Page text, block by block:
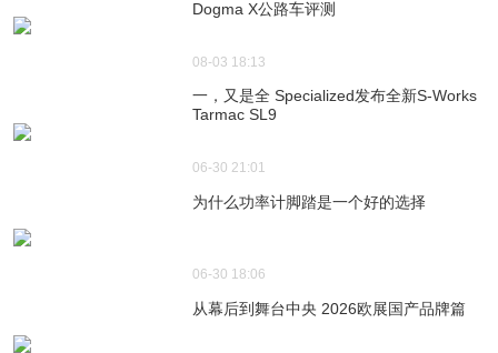
Dogma X公路车评测
08-03 18:13
一，又是全 Specialized发布全新S-Works
Tarmac SL9
06-30 21:01
为什么功率计脚踏是一个好的选择
06-30 18:06
从幕后到舞台中央 2026欧展国产品牌篇